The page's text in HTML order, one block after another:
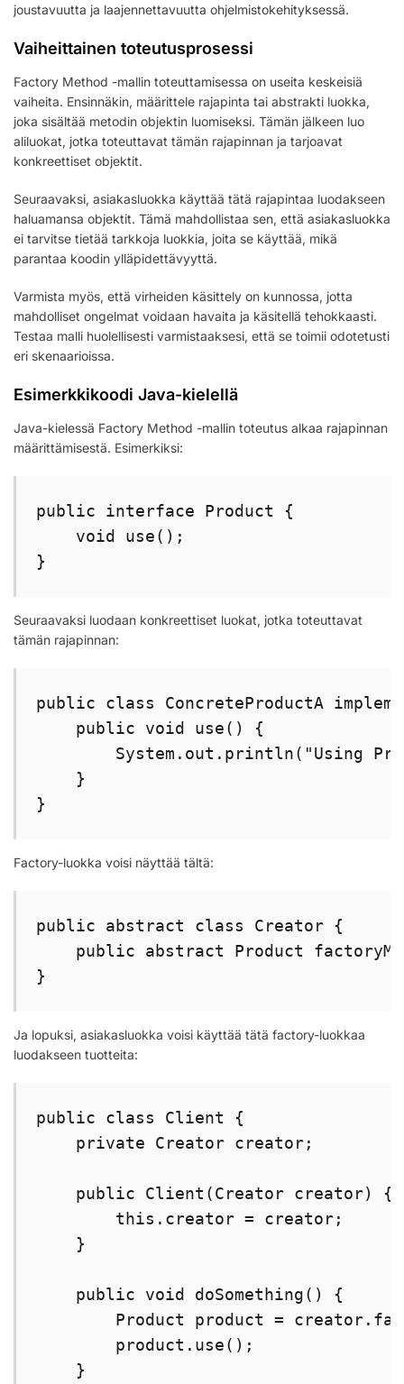
joustavuutta ja laajennettavuutta ohjelmistokehityksessä.
Vaiheittainen toteutusprosessi
Factory Method -mallin toteuttamisessa on useita keskeisiä
vaiheita. Ensinnäkin, määrittele rajapinta tai abstrakti luokka,
joka sisältää metodin objektin luomiseksi. Tämän jälkeen luo
aliluokat, jotka toteuttavat tämän rajapinnan ja tarjoavat
konkreettiset objektit.
Seuraavaksi, asiakasluokka käyttää tätä rajapintaa luodakseen
haluamansa objektit. Tämä mahdollistaa sen, että asiakasluokka
ei tarvitse tietää tarkkoja luokkia, joita se käyttää, mikä
parantaa koodin ylläpidettävyyttä.
Varmista myös, että virheiden käsittely on kunnossa, jotta
mahdolliset ongelmat voidaan havaita ja käsitellä tehokkaasti.
Testaa malli huolellisesti varmistaaksesi, että se toimii odotetusti
eri skenaarioissa.
Esimerkkikoodi Java-kielellä
Java-kielessä Factory Method -mallin toteutus alkaa rajapinnan
määrittämisestä. Esimerkiksi:
public interface Product {
    void use();
}
Seuraavaksi luodaan konkreettiset luokat, jotka toteuttavat
tämän rajapinnan:
public class ConcreteProductA
    public void use() {
System.out.println("Using
    }
}
Factory-luokka voisi näyttää tältä:
public abstract class Creator {
public abstract Product
}
Ja lopuksi, asiakasluokka voisi käyttää tätä factory-luokkaa
luodakseen tuotteita:
public class Client {
    private Creator creator;
    public Client(Creator creator) {
        this.creator = creator;
    }
    public void doSomething() {
Product product =
        product.use();
    }